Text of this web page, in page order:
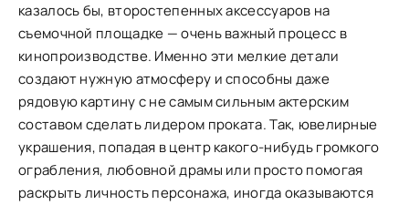
казалось бы, второстепенных аксессуаров на
съемочной площадке — очень важный процесс в
кинопроизводстве. Именно эти мелкие детали
создают нужную атмосферу и способны даже
рядовую картину с не самым сильным актерским
составом сделать лидером проката. Так, ювелирные
украшения, попадая в центр какого-нибудь громкого
ограбления, любовной драмы или просто помогая
раскрыть личность персонажа, иногда оказываются